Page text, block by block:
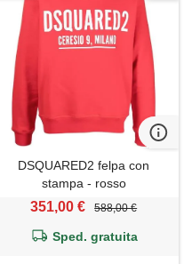
DSQUARED2 felpa con
stampa - rosso
351,00 € 588,00 €
Sped. gratuita